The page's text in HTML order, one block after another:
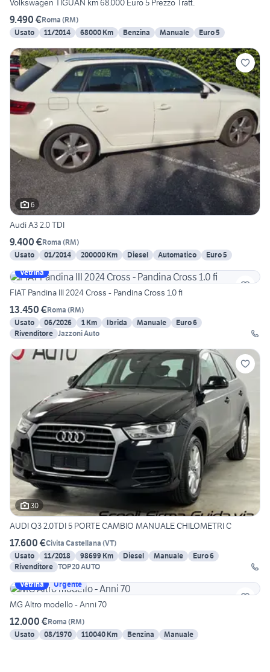
Volkswagen TIGUAN km 68.000 Euro 5 Prezzo Tratt.
9.490 €Roma (RM)
Usato
11/2014 68000 Km Benzina Manuale Euro 5
6
Audi A3 2.0 TDI
9.400 €Roma (RM)
Usato
01/2014 200000 Km Diesel Automatico
Euro 5
Vetrina
FIAT Pandina III 2024 Cross - Pandina Cross 1.0 fi
13.450 €Roma (RM)
Usato
06/2026 1 Km Ibrida Manuale
Euro 6
Rivenditore Jazzoni Auto
30
AUDI Q3 2.0TDI 5 PORTE CAMBIO MANUALE CHILOMETRI C
17.600 €Civita Castellana (VT)
Usato
11/2018 98699 Km Diesel Manuale
Euro 6
Rivenditore TOP20 AUTO
Vetrina
Urgente
MG Altro modello - Anni 70
12.000 €Roma (RM)
Usato
08/1970 110040 Km Benzina Manuale